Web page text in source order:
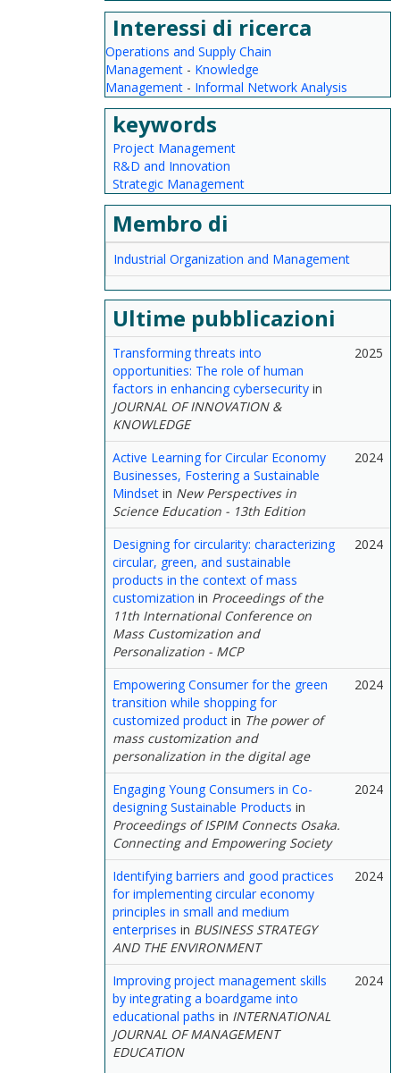
Interessi di ricerca
Operations and Supply Chain
Management - Knowledge
Management - Informal Network Analysis
keywords
Project Management
R&D and Innovation
Strategic Management
Membro di
Industrial Organization and Management
Ultime pubblicazioni
Transforming threats into
opportunities: The role of human
factors in enhancing cybersecurity in
JOURNAL OF INNOVATION &
KNOWLEDGE
2025
Active Learning for Circular Economy
Businesses, Fostering a Sustainable
Mindset in New Perspectives in
Science Education - 13th Edition
2024
Designing for circularity: characterizing
circular, green, and sustainable
products in the context of mass
customization in Proceedings of the
11th International Conference on
Mass Customization and
Personalization - MCP
2024
Empowering Consumer for the green
transition while shopping for
customized product in The power of
mass customization and
personalization in the digital age
2024
Engaging Young Consumers in Co-
designing Sustainable Products in
Proceedings of ISPIM Connects Osaka.
Connecting and Empowering Society
2024
Identifying barriers and good practices
for implementing circular economy
principles in small and medium
enterprises in BUSINESS STRATEGY
AND THE ENVIRONMENT
2024
Improving project management skills
by integrating a boardgame into
educational paths in INTERNATIONAL
JOURNAL OF MANAGEMENT
EDUCATION
2024